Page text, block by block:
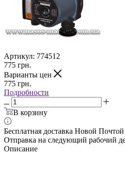
Артикул: 774512
775 грн.
Варианты цен
775 грн.
Подробности
В корзину
Бесплатная доставка Новой Почтой
Отправка на следующий рабочий
Описание